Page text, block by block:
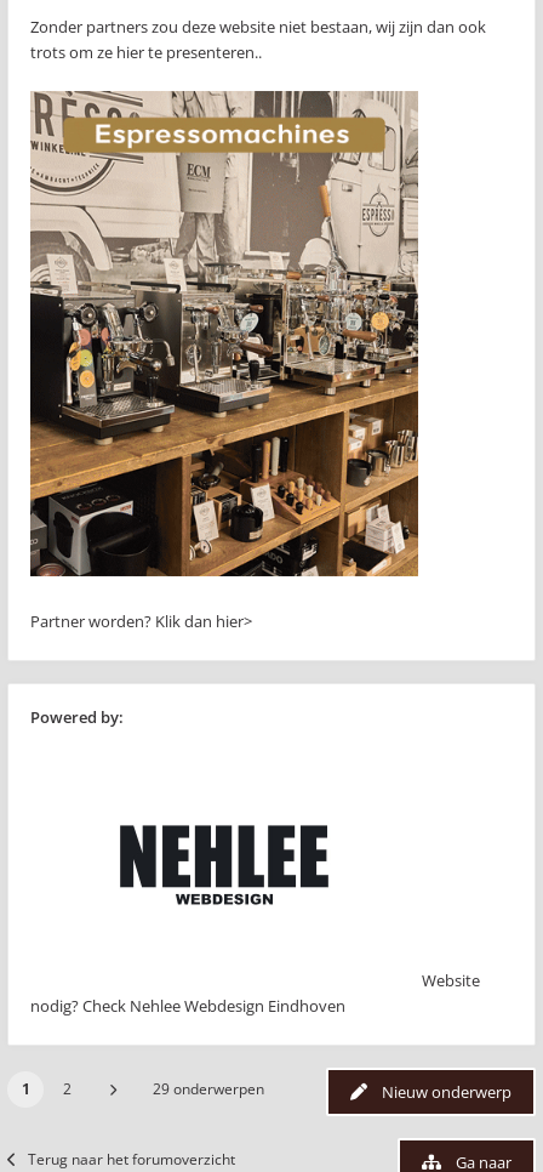
Zonder partners zou deze website niet bestaan, wij zijn dan ook
trots om ze hier te presenteren..
Partner worden? Klik dan hier>
Powered by:
Website
nodig? Check Nehlee Webdesign Eindhoven
Nieuw onderwerp
1 2 29 onderwerpen
Terug naar het forumoverzicht Ga naar